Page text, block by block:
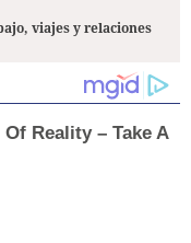
viajes y relaciones
Reality – Take A